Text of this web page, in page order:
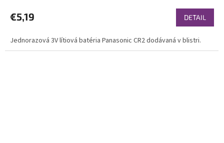
€5,19 DETAIL
Jednorazová 3V lítiová batéria Panasonic CR2 dodávaná v blistri.